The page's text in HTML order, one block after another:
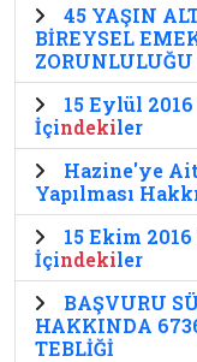
45 YAŞIN
BİREYSEL
15 Eylül
İçindekiler
Hazine'ye Ait
Yapılması
15 Ekim
İçindekiler
BAŞVURU
HAKKINDA
TEBLİĞİ